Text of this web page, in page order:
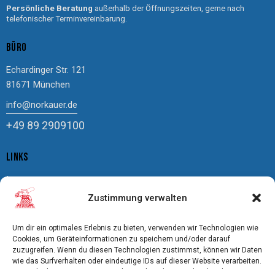
Zustimmung verwalten
Um dir ein optimales Erlebnis zu bieten, verwenden wir Technologien wie
Cookies, um Geräteinformationen zu speichern und/oder darauf
zuzugreifen. Wenn du diesen Technologien zustimmst, können wir Daten
wie das Surfverhalten oder eindeutige IDs auf dieser Website verarbeiten.
Persönliche Beratung außerhalb der Öffnungszeiten, gerne nach
telefonischer Terminvereinbarung.
BÜRO
Echardinger Str. 121
81671 München
info@norkauer.de
+49 89 2909100
LINKS
Impressum
Datenschutz
AGBs
Bildnachweis